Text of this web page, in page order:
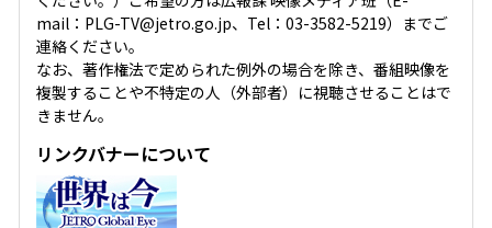
mail：PLG-TV@jetro.go.jp、Tel：03-3582-5219）までご
連絡ください。
なお、著作権法で定められた例外の場合を除き、番組映像を
複製することや不特定の人（外部者）に視聴させることはで
きません。
リンクバナーについて